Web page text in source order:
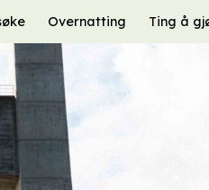
Overnatting Ting å